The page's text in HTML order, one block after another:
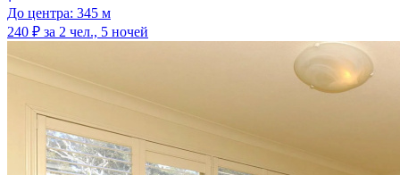
До центра: 345 м
240 ₽ за 2 чел., 5 ночей